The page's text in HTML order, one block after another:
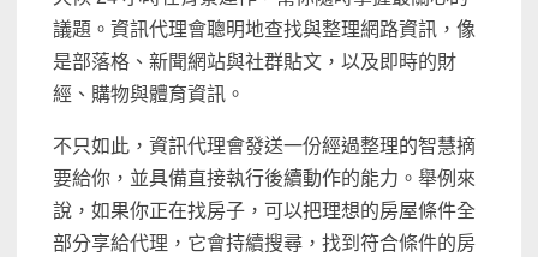
議題。資訊代理會聰明地查找與整理網路資訊，像
是部落格、新聞網站與社群貼文，以及即時的財
經、購物與體育資訊。
不只如此，資訊代理會發送一份經過整理的智慧摘
要給你，並具備直接執行後續動作的能力。舉例來
說，如果你正在找房子，可以把理想的房屋條件全
部分享給代理，它會持續搜尋，找到符合條件的房